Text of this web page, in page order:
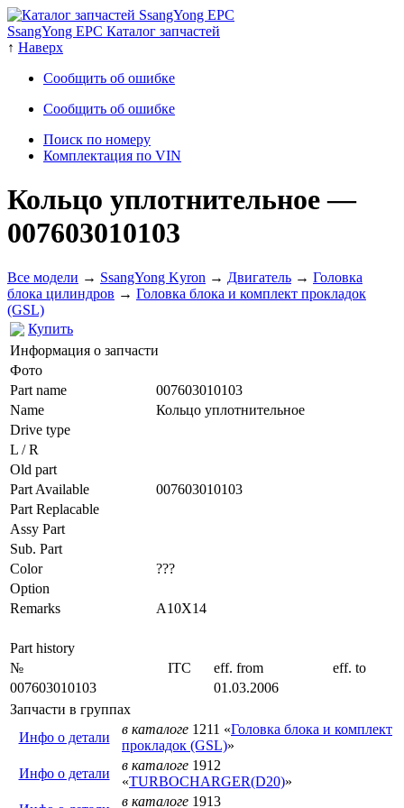
SsangYong EPC Каталог запчастей
↑ Наверх
Сообщить об ошибке
Сообщить об ошибке
Поиск по номеру
Комплектация по VIN
Кольцо уплотнительное—
007603010103
Все модели → SsangYong Kyron → Двигатель → Головка
блока цилиндров → Головка блока и комплект прокладок
(GSL)
Купить
Информация о запчасти
Фото
Part name
007603010103
Name
Кольцо уплотнительное
Drive type
L / R
Old part
Part Available
007603010103
Part Replacable
Assy Part
Sub. Part
Color
???
Option
Remarks
A10X14
Part history
№
ITC eff. from
eff. to
007603010103
01.03.2006
Запчасти в группах
Инфо о детали
в каталоге 1211 «Головка блока и комплект
прокладок (GSL)»
Инфо о детали
в каталоге 1912
«TURBOCHARGER(D20)»
в каталоге 1913